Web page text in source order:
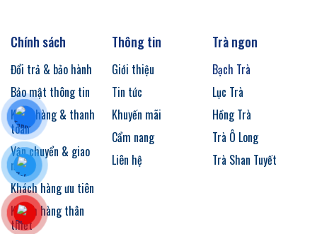
Chính sách
Đổi trả & bảo hành
Bảo mật thông tin
Kiểm hàng & thanh
toán
Vận chuyển & giao
nhận
Khách hàng ưu tiên
Khách hàng thân
thiết
Thông tin
Giới thiệu
Tin tức
Khuyến mãi
Cẩm nang
Liên hệ
Trà ngon
Bạch Trà
Lục Trà
Hồng Trà
Trà Ô Long
Trà Shan Tuyết